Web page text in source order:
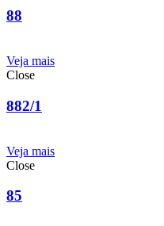
88
Veja mais
Close
882/1
Veja mais
Close
85